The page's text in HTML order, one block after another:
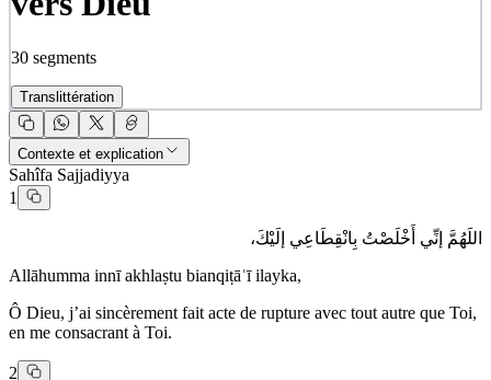
30 segments
Translittération
Contexte et explication
Sahîfa Sajjadiyya
1
اللَهُمَّ إنِّي أَخْلَصْتُ بِانْقِطَاعِي إلَيْكَ،
Allāhumma innī akhlaṣtu bianqiṭāʿī ilayka,
Ô Dieu, j’ai sincèrement fait acte de rupture avec tout autre que Toi,
en me consacrant à Toi.
2